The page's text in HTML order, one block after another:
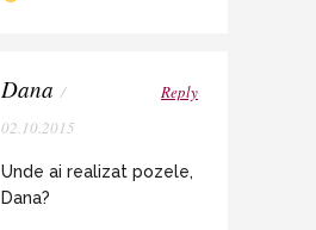
Dana /
02.10.2015
Reply
Unde ai realizat pozele,
Dana?